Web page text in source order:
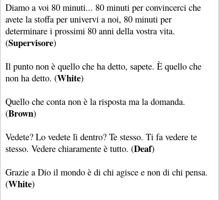
Diamo a voi 80 minuti... 80 minuti per convincerci che
avete la stoffa per univervi a noi, 80 minuti per
determinare i prossimi 80 anni della vostra vita.
(Supervisore)
Il punto non è quello che ha detto, sapete. È quello che
non ha detto. (White)
Quello che conta non è la risposta ma la domanda.
(Brown)
Vedete? Lo vedete lì dentro? Te stesso. Ti fa vedere te
stesso. Vedere chiaramente è tutto. (Deaf)
Grazie a Dio il mondo è di chi agisce e non di chi pensa.
(White)